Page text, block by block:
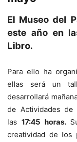
El Museo del
este año en
Libro.
Para ello ha
ellas será un
desarrollará
de Actividades
las17:45 horas.
creatividad de los